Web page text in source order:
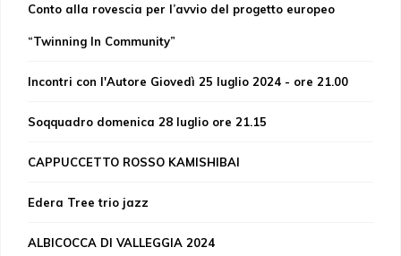
Conto alla rovescia per l’avvio del progetto europeo
“Twinning In Community”
Incontri con l'Autore Giovedì 25 luglio 2024 - ore 21.00
Soqquadro domenica 28 luglio ore 21.15
CAPPUCCETTO ROSSO KAMISHIBAI
Edera Tree trio jazz
ALBICOCCA DI VALLEGGIA 2024